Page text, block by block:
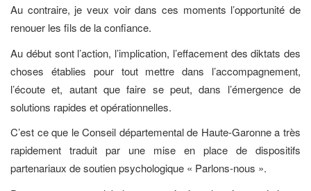
Au contraire, je veux voir dans ces moments l’opportunité de
renouer les fils de la confiance.
Au début sont l’action, l’implication, l’effacement des diktats des
choses établies pour tout mettre dans l’accompagnement,
l’écoute et, autant que faire se peut, dans l’émergence de
solutions rapides et opérationnelles.
C’est ce que le Conseil départemental de Haute-Garonne a très
rapidement traduit par une mise en place de dispositifs
partenariaux de soutien psychologique « Parlons-nous ».